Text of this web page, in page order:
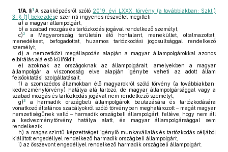
1/A. §1 A szakképzésről szóló 2019. évi LXXX. törvény (a továbbiakban: Szkt.)
3. § (1) bekezdése szerinti ingyenes részvétel megilleti
a) a magyar állampolgárt,
b) a szabad mozgás és tartózkodás jogával rendelkező személyt,
c)2
a Magyarország területén élő hontalant, menekültet, oltalmazottat,
menedékest, befogadottat, huzamos tartózkodási jogosultsággal rendelkező
személyt,
d) a nemzetközi megállapodás alapján a magyar állampolgárokkal azonos
elbírálás alá eső külföldit,
e) azoknak az országoknak az állampolgárait, amelyekben a magyar
állampolgár a viszonosság elve alapján igénybe veheti az adott állam
felsőoktatási szolgáltatásait,
f) a szomszédos államokban élő magyarokról szóló törvény (a továbbiakban:
kedvezménytörvény) hatálya alá tartozó, de magyar állampolgársággal vagy a
szabad mozgás és tartózkodás jogával nem rendelkező személyt,
g)3
a harmadik országbeli állampolgárok beutazására és tartózkodására
vonatkozó általános szabályokról szóló törvényben meghatározott – magát magyar
nemzetiségűnek valló – harmadik országbeli állampolgárt, feltéve, hogy nem áll
a kedvezménytörvény hatálya alatt, és magyar állampolgársággal sem
rendelkezik,
h) a magas szintű képzettséget igénylő munkavállalás és tartózkodás céljából
kiállított engedéllyel rendelkező harmadik országbeli állampolgárt,
i) az összevont engedéllyel rendelkező harmadik országbeli állampolgárt.